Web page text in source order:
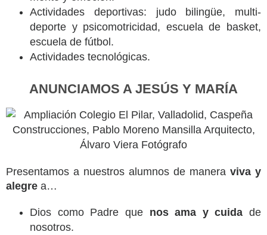
Actividades deportivas: judo bilingüe, multi-
deporte y psicomotricidad, escuela de basket,
escuela de fútbol.
Actividades tecnológicas.
ANUNCIAMOS A JESÚS Y MARÍA
Presentamos a nuestros alumnos de manera viva y
alegre a…
Dios como Padre que nos ama y cuida de
nosotros.